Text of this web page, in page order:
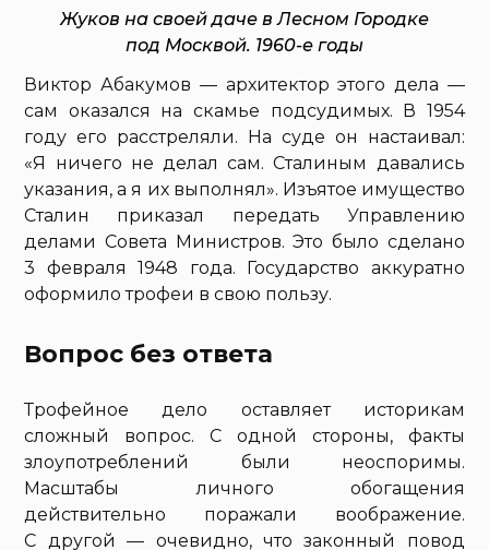
Жуков на своей даче в Лесном Городке
под Москвой. 1960-е годы
Виктор Абакумов — архитектор этого дела —
сам оказался на скамье подсудимых. В 1954
году его расстреляли. На суде он настаивал:
«Я ничего не делал сам. Сталиным давались
указания, а я их выполнял». Изъятое имущество
Сталин приказал передать Управлению
делами Совета Министров. Это было сделано
3 февраля 1948 года. Государство аккуратно
оформило трофеи в свою пользу.
Вопрос без ответа
Трофейное дело оставляет историкам
сложный вопрос. С одной стороны, факты
злоупотреблений были неоспоримы.
Масштабы личного обогащения
действительно поражали воображение.
С другой — очевидно, что законный повод